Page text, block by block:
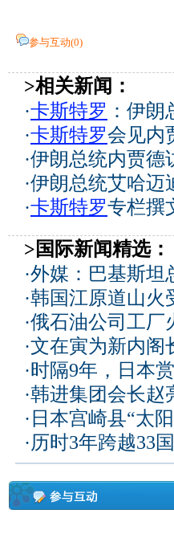
参与互动(0)
>相关新闻：
·卡斯特罗 ：伊
·卡斯特罗会见内
·伊朗总统内贾德
·伊朗总统艾哈迈
·卡斯特罗专栏撰
>国际新闻精选：
·外媒：巴基斯坦
·韩国江原道山火
·俄石油公司工厂
·文在寅为新内阁
·时隔9年，日本
·韩进集团会长赵
· 日本宫崎县“太
·历时3年跨越33